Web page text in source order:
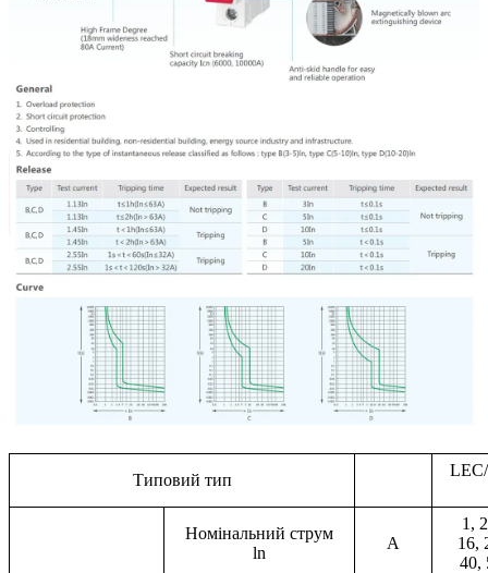
Типовий тип
Номінальний струм
ln
A
1,
16,
40,